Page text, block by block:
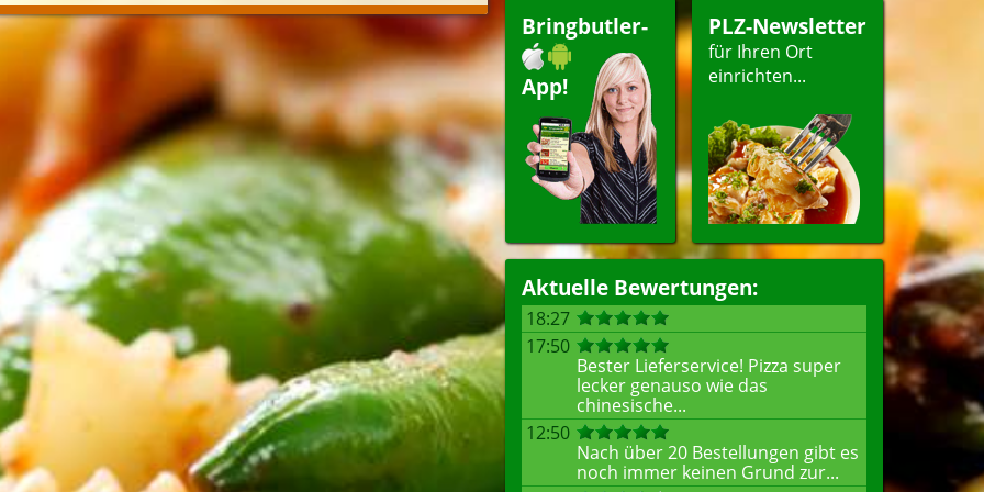
Bringbutler-
App!
PLZ-Newsletter
für Ihren Ort
einrichten...
Aktuelle Bewertungen:
18:27
17:50
Bester Lieferservice! Pizza super
lecker genauso wie das
chinesische...
12:50
Nach über 20 Bestellungen gibt es
noch immer keinen Grund zur...